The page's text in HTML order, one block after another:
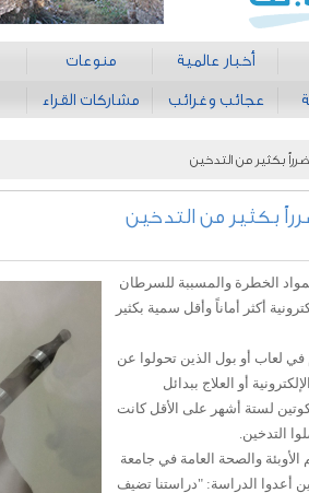
أخبار عالمية منوعات
عجائب وغرائب مشاركات القراء
ضرراً بكثير من التدخين
بكثير من التدخين
الخطرة والمسببة للسرطان
أكثر أماناً وأقل سمية بكثير
لعاب أو بول الذين تحولوا عن
أو العلاج ببدائل
لستة أشهر على الأقل كانت
التدخين.
والصحة العامة في جامعة
أعدوا الدراسة: "دراستنا تضيف